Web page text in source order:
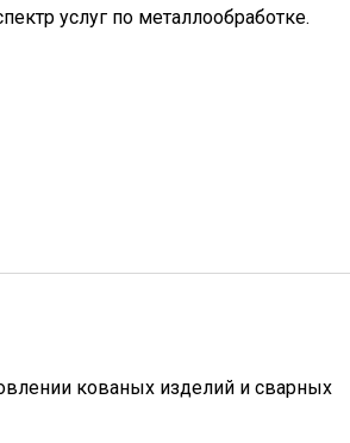
услуг по металлообработке.
кованых изделий и сварных